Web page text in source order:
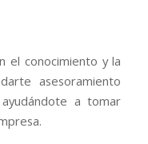
el conocimiento y la
asesoramiento
a tomar